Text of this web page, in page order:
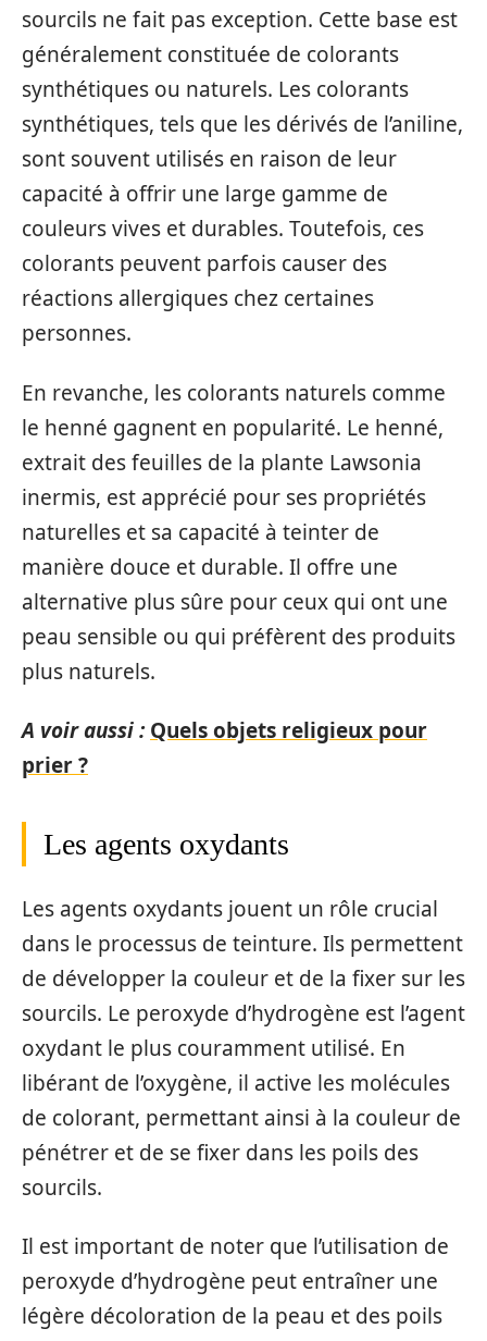
sourcils ne fait pas exception. Cette base est
généralement constituée de colorants
synthétiques ou naturels. Les colorants
synthétiques, tels que les dérivés de l’aniline,
sont souvent utilisés en raison de leur
capacité à offrir une large gamme de
couleurs vives et durables. Toutefois, ces
colorants peuvent parfois causer des
réactions allergiques chez certaines
personnes.
En revanche, les colorants naturels comme
le henné gagnent en popularité. Le henné,
extrait des feuilles de la plante Lawsonia
inermis, est apprécié pour ses propriétés
naturelles et sa capacité à teinter de
manière douce et durable. Il offre une
alternative plus sûre pour ceux qui ont une
peau sensible ou qui préfèrent des produits
plus naturels.
A voir aussi : Quels objets religieux pour
prier ?
Les agents oxydants
Les agents oxydants jouent un rôle crucial
dans le processus de teinture. Ils permettent
de développer la couleur et de la fixer sur les
sourcils. Le peroxyde d’hydrogène est l’agent
oxydant le plus couramment utilisé. En
libérant de l’oxygène, il active les molécules
de colorant, permettant ainsi à la couleur de
pénétrer et de se fixer dans les poils des
sourcils.
Il est important de noter que l’utilisation de
peroxyde d’hydrogène peut entraîner une
légère décoloration de la peau et des poils